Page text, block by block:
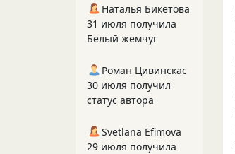
Наталья Бикетова
31 июля получила
Белый жемчуг
Роман Цивинскас
30 июля получил
статус автора
Svetlana Efimova
29 июля получила